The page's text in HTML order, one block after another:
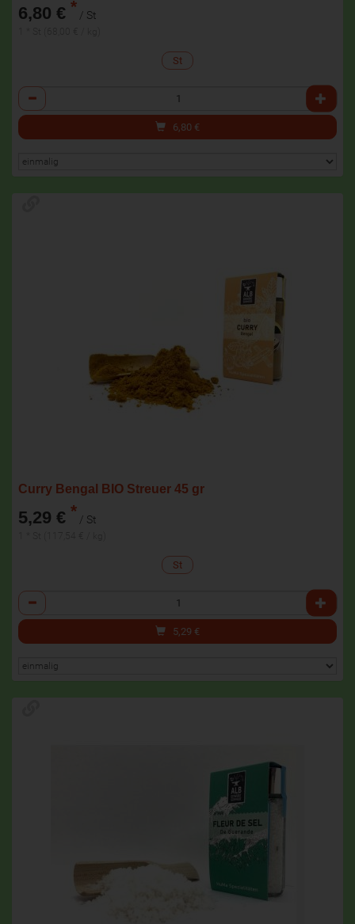
6,80 € * / St
St
Anzahl
6,80 €
Curry Bengal BIO Streuer 45 gr
5,29 € * / St
St
Anzahl
5,29 €